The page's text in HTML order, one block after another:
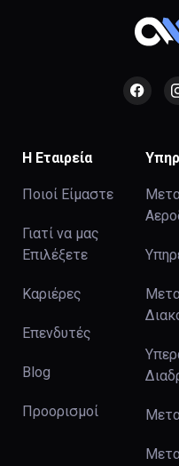
Η Εταιρεία
Ποιοί Είμαστε
Γιατί να μας
Επιλέξετε
Καριέρες
Επενδυτές
Blog
Προορισμοί